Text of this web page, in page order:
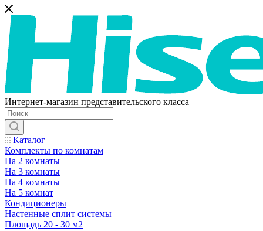
Интернет-магазин представительского класса
Каталог
Комплекты по комнатам
На 2 комнаты
На 3 комнаты
На 4 комнаты
На 5 комнат
Кондиционеры
Настенные сплит системы
Площадь 20 - 30 м2